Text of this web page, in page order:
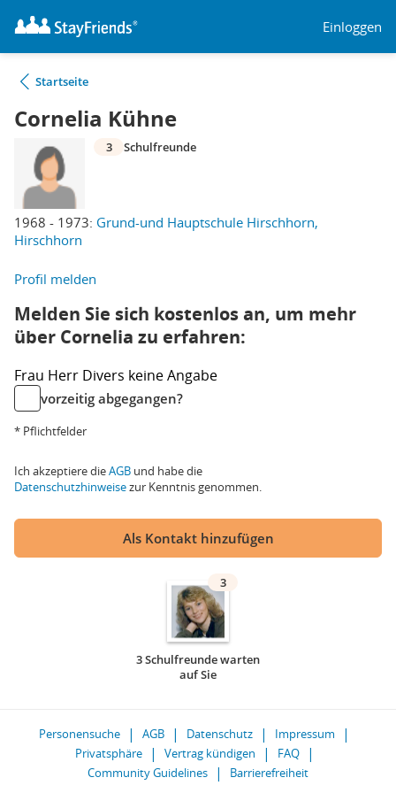
Einloggen
Startseite
Cornelia Kühne
1968 - 1973: Grund-und Hauptschule Hirschhorn,
Hirschhorn
3 Schulfreunde
Profil melden
Melden Sie sich kostenlos an, um mehr
über Cornelia zu erfahren:
Frau Herr Divers keine Angabe
vorzeitig abgegangen?
* Pflichtfelder
Ich akzeptiere dieAGB und habe die
Datenschutzhinweisezur Kenntnis genommen.
Als Kontakt hinzufügen
3
3 Schulfreunde warten
auf Sie
Personensuche AGB Datenschutz
Impressum
Privatsphäre
Vertrag kündigen
FAQ
Community Guidelines
Barrierefreiheit